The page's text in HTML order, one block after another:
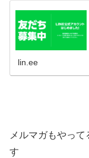
lin.ee
メルマガもやっ
す